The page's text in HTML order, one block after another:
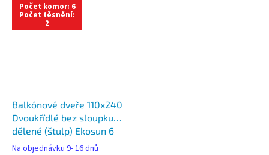
Počet komor: 6
Počet těsnění:
2
Balkónové dveře 110x240
Dvoukřídlé bez sloupku
dělené (štulp) Ekosun 6
Na objednávku 9- 16 dnů